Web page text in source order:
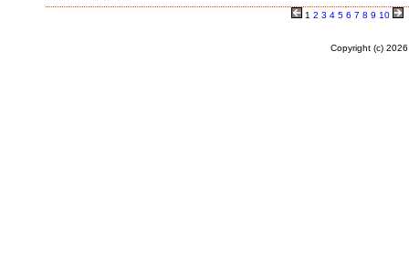
1 2 3 4 5 6 7 8 9 10
Copyright (c) 2026